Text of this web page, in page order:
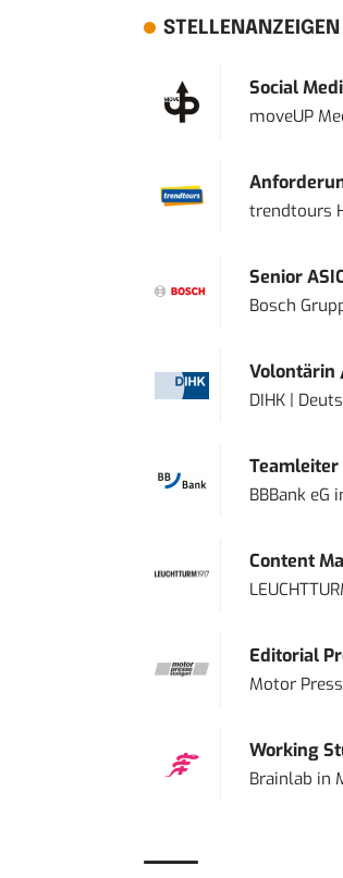
STELLENANZEIGEN
Social
moveUP
trendtours
Senior
Bosch
Volontärin
DIHK |
BBBank eG
Content
Editorial
Motor
Working
Brainlab in